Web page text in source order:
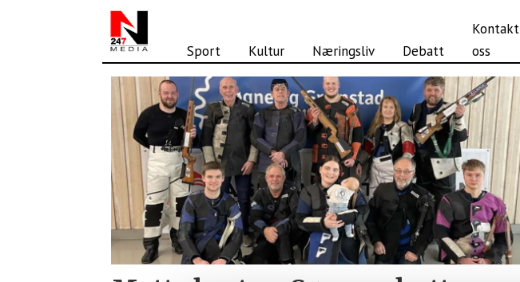
Sport Kultur Næringsliv Debatt
Kontakt
oss
søgne-
skytterne